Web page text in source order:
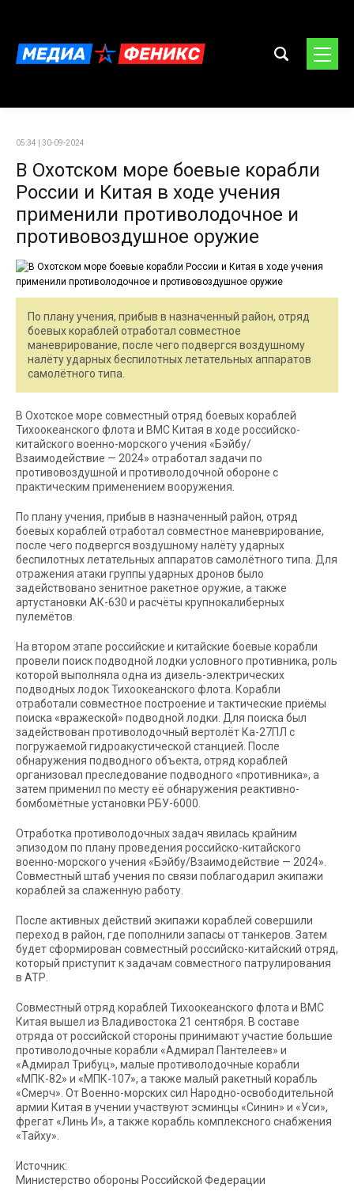
05:34 | 30-09-2024
В Охотском море боевые корабли
России и Китая в ходе учения
применили противолодочное и
противовоздушное оружие
По плану учения, прибыв в назначенный район, отряд
боевых кораблей отработал совместное
маневрирование, после чего подвергся воздушному
налёту ударных беспилотных летательных аппаратов
самолётного типа.
В Охотское море совместный отряд боевых кораблей
Тихоокеанского флота и ВМС Китая в ходе российско-
китайского военно-морского учения «Бэйбу/
Взаимодействие — 2024» отработал задачи по
противовоздушной и противолодочной обороне с
практическим применением вооружения.
По плану учения, прибыв в назначенный район, отряд
боевых кораблей отработал совместное маневрирование,
после чего подвергся воздушному налёту ударных
беспилотных летательных аппаратов самолётного типа. Для
отражения атаки группы ударных дронов было
задействовано зенитное ракетное оружие, а также
артустановки АК-630 и расчёты крупнокалиберных
пулемётов.
На втором этапе российские и китайские боевые корабли
провели поиск подводной лодки условного противника, роль
которой выполняла одна из дизель-электрических
подводных лодок Тихоокеанского флота. Корабли
отработали совместное построение и тактические приёмы
поиска «вражеской» подводной лодки. Для поиска был
задействован противолодочный вертолёт Ка-27ПЛ с
погружаемой гидроакустической станцией. После
обнаружения подводного объекта, отряд кораблей
организовал преследование подводного «противника», а
затем применил по месту её обнаружения реактивно-
бомбомётные установки РБУ-6000.
Отработка противолодочных задач явилась крайним
эпизодом по плану проведения российско-китайского
военно-морского учения «Бэйбу/Взаимодействие — 2024».
Совместный штаб учения по связи поблагодарил экипажи
кораблей за слаженную работу.
После активных действий экипажи кораблей совершили
переход в район, где пополнили запасы от танкеров. Затем
будет сформирован совместный российско-китайский отряд,
который приступит к задачам совместного патрулирования
в АТР.
Совместный отряд кораблей Тихоокеанского флота и ВМС
Китая вышел из Владивостока 21 сентября. В составе
отряда от российской стороны принимают участие большие
противолодочные корабли «Адмирал Пантелеев» и
«Адмирал Трибуц», малые противолодочные корабли
«МПК-82» и «МПК-107», а также малый ракетный корабль
«Смерч». От Военно-морских сил Народно-освободительной
армии Китая в учении участвуют эсминцы «Синин» и «Уси»,
фрегат «Линь И», а также корабль комплексного снабжения
«Тайху».
Источник:
Министерство обороны Российской Федерации